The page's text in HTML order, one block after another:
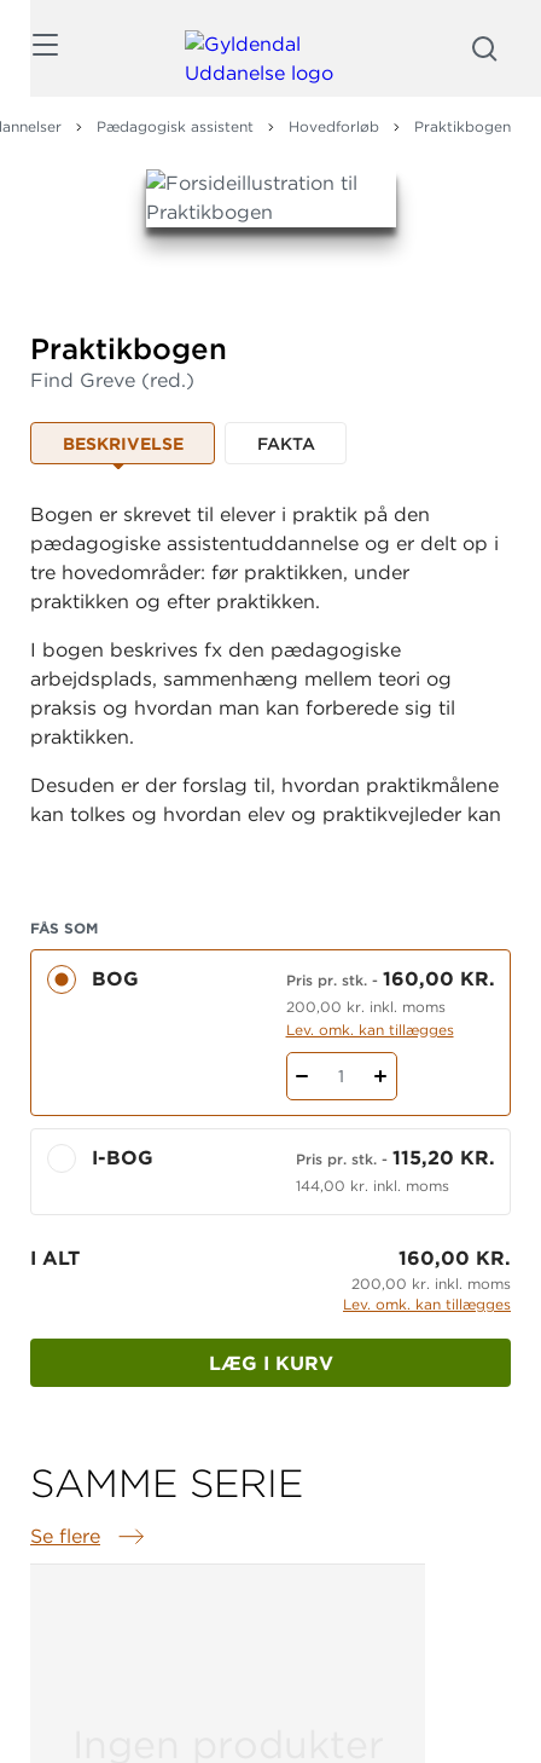
Pædagogisk assistent Hovedforløb Praktikbogen
Praktikbogen
Find Greve (red.)
BESKRIVELSE FAKTA
Bogen er skrevet til elever i praktik på den
pædagogiske assistentuddannelse og er delt op i
tre hovedområder: før praktikken, under
praktikken og efter praktikken.
I bogen beskrives fx den pædagogiske
arbejdsplads, sammenhæng mellem teori og
praksis og hvordan man kan forberede sig til
praktikken.
Desuden er der forslag til, hvordan praktikmålene
kan tolkes og hvordan elev og praktikvejleder kan
anvende erfaringerne fra praktikken i de videre
teoriforløb eller som uddannet.
FÅS SOM
BOG Pris pr. stk.- 160,00 KR.
200,00 kr. inkl. moms
Lev. omk. kan tillægges
1
I-BOG Pris pr. stk.- 115,20 KR.
144,00 kr. inkl. moms
I ALT 160,00 KR.
200,00 kr. inkl. moms
Lev. omk. kan tillægges
LÆG I KURV
SAMME SERIE
Se flere
Samme serie